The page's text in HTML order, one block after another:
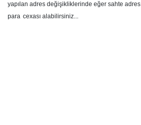
yapılan adres değişikliklerinde eğer sahte adres
para cexası alabilirsiniz...